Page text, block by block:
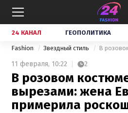
24 КАНАЛ ГЕОПОЛИТИКА
Fashion Звездный стиль
11 февраля, 10:22 2
В розовом
вырезами: жена
примерила